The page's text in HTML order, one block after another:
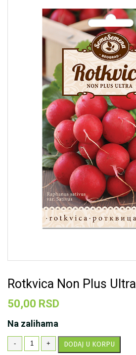
Rotkvica Non Plus Ultra
50,00 RSD
Na zalihama
-
Rotkvica
Non
+ DODAJ U KORPU